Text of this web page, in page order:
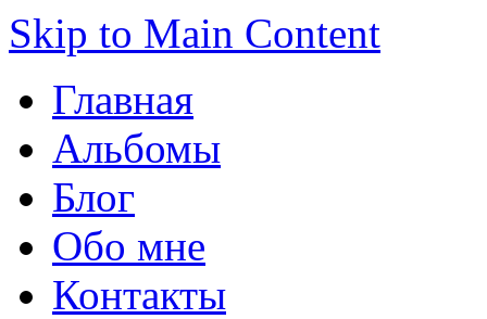
Skip to Main Content
Главная
Альбомы
Блог
Обо мне
Контакты